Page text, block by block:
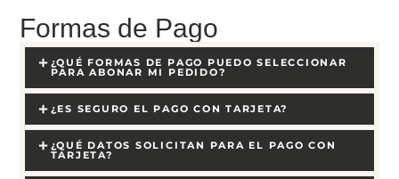
Formas de Pago
¿QUÉ FORMAS DE PAGO PUEDO SELECCIONAR
PARA ABONAR MI PEDIDO?
¿ES SEGURO EL PAGO CON TARJETA?
¿QUÉ DATOS SOLICITAN PARA EL PAGO CON
TARJETA?